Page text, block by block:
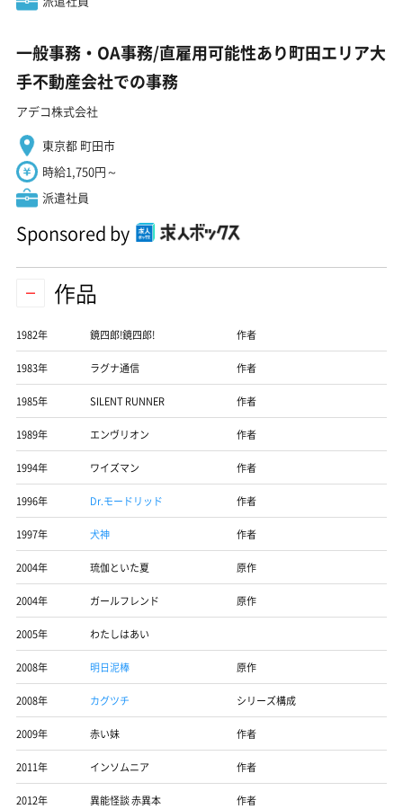
一般事務・OA事務/直雇用可能性あり町田エリア大
手不動産会社での事務
アデコ株式会社
東京都 町田市
時給1,750円～
派遣社員
Sponsored by
作品
1982年 鏡四郎!鏡四郎! 作者
1983年 ラグナ通信 作者
1985年 SILENT RUNNER 作者
1989年 エンヴリオン 作者
1994年 ワイズマン 作者
1996年 Dr.モードリッド 作者
1997年 犬神 作者
2004年 琉伽といた夏 原作
2004年 ガールフレンド 原作
2005年 わたしはあい
2008年 明日泥棒 原作
2008年 カグツチ シリーズ構成
2009年 赤い妹 作者
2011年 インソムニア 作者
2012年 異能怪談 赤異本 作者